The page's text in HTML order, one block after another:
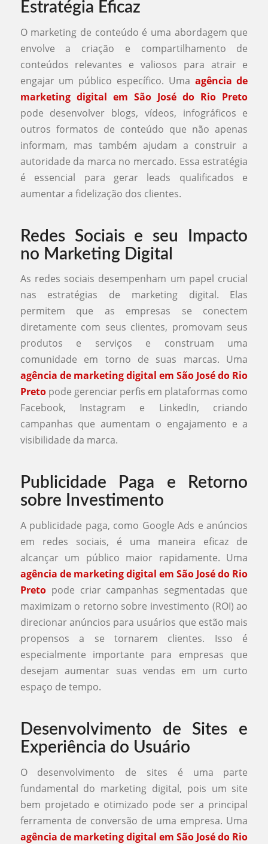
Estratégia Eficaz
O marketing de conteúdo é uma abordagem que
envolve a criação e compartilhamento de
conteúdos relevantes e valiosos para atrair e
engajar um público específico. Uma agência de
marketing digital em São José do Rio Preto
pode desenvolver blogs, vídeos, infográficos e
outros formatos de conteúdo que não apenas
informam, mas também ajudam a construir a
autoridade da marca no mercado. Essa estratégia
é essencial para gerar leads qualificados e
aumentar a fidelização dos clientes.
Redes Sociais e seu Impacto
no Marketing Digital
As redes sociais desempenham um papel crucial
nas estratégias de marketing digital. Elas
permitem que as empresas se conectem
diretamente com seus clientes, promovam seus
produtos e serviços e construam uma
comunidade em torno de suas marcas. Uma
agência de marketing digital em São José do Rio
Pretopode gerenciar perfis em plataformas como
Facebook, Instagram e LinkedIn, criando
campanhas que aumentam o engajamento e a
visibilidade da marca.
Publicidade Paga e Retorno
sobre Investimento
A publicidade paga, como Google Ads e anúncios
em redes sociais, é uma maneira eficaz de
alcançar um público maior rapidamente. Uma
agência de marketing digital em São José do Rio
Pretopode criar campanhas segmentadas que
maximizam o retorno sobre investimento (ROI) ao
direcionar anúncios para usuários que estão mais
propensos a se tornarem clientes. Isso é
especialmente importante para empresas que
desejam aumentar suas vendas em um curto
espaço de tempo.
Desenvolvimento de Sites e
Experiência do Usuário
O desenvolvimento de sites é uma parte
fundamental do marketing digital, pois um site
bem projetado e otimizado pode ser a principal
ferramenta de conversão de uma empresa. Uma
agência de marketing digital em São José do Rio